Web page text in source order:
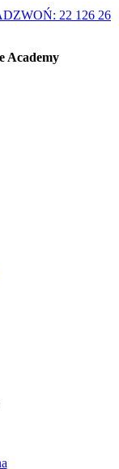
22 126 26
Academy